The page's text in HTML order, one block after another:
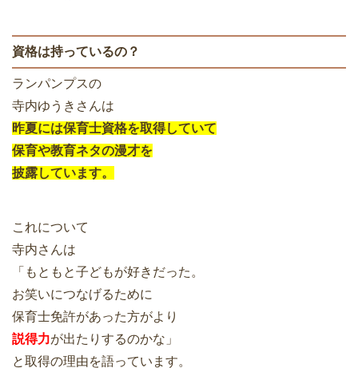
資格は持っているの？
ランパンプスの
寺内ゆうきさんは
昨夏には保育士資格を取得していて
保育や教育ネタの漫才を
披露しています。
これについて
寺内さんは
「もともと子どもが好きだった。
お笑いにつなげるために
保育士免許があった方がより
説得力が出たりするのかな」
と取得の理由を語っています。